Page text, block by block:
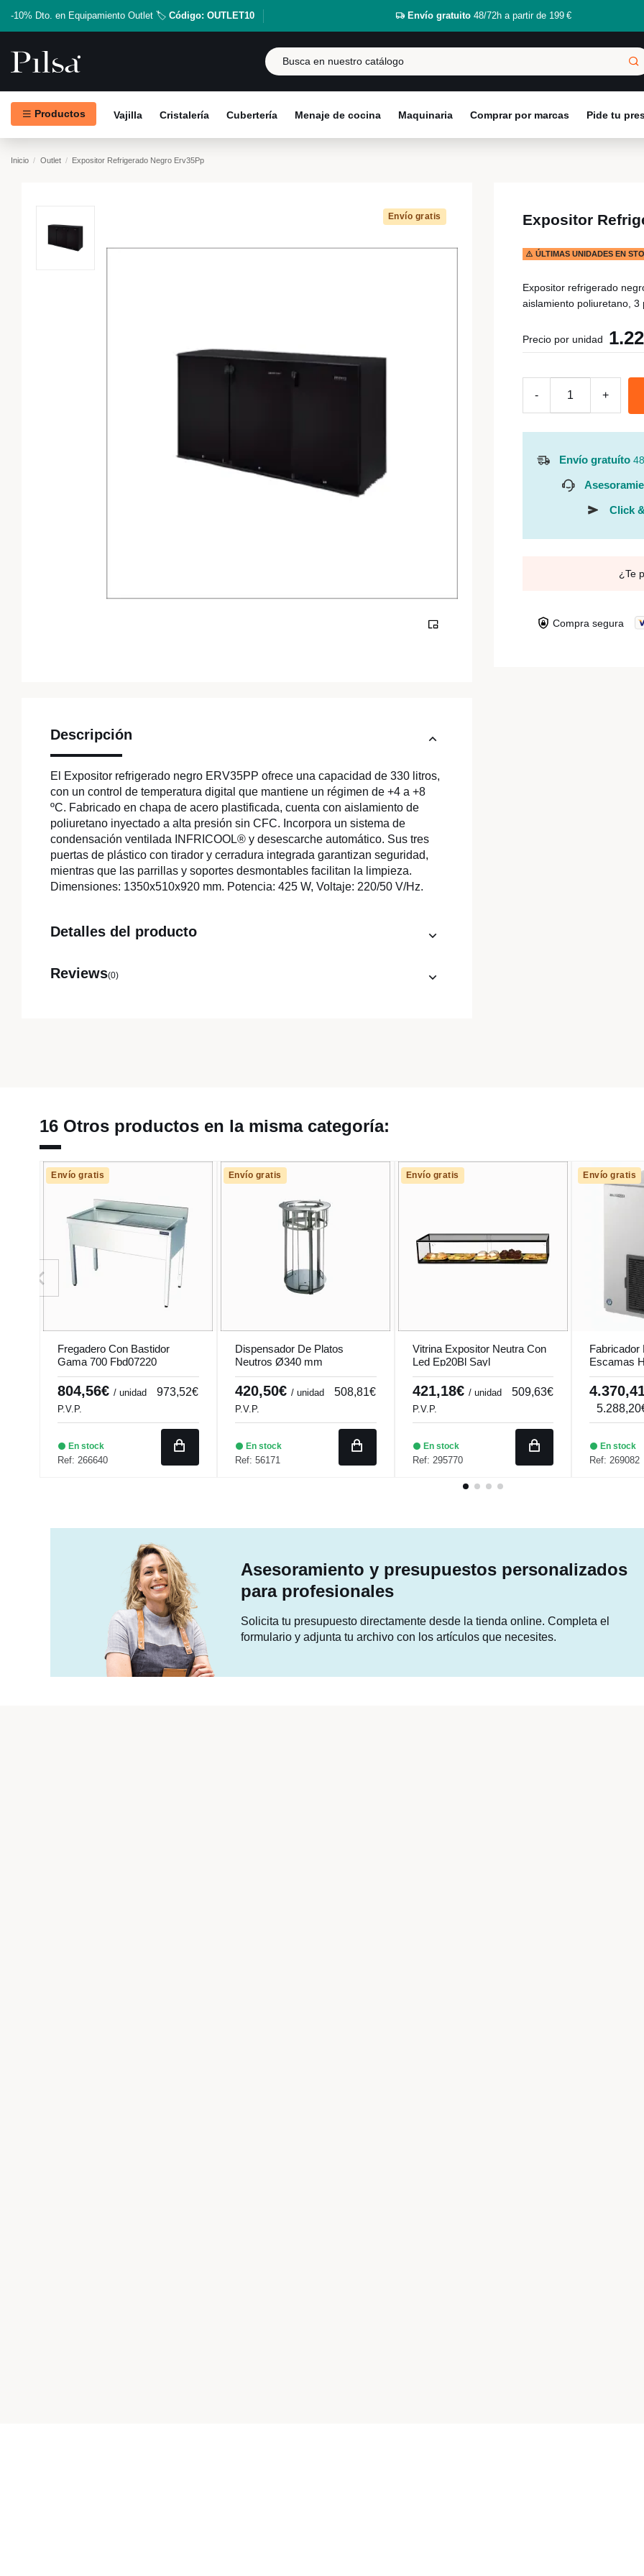
-10% Dto. en Equipamiento Outlet 🏷️ Código: OUTLET10 Envío gratuito48/72h a partir de 199 €
Productos Vajilla Cristalería Cubertería Menaje de cocina Maquinaria Comprar por marcas Pide tu
Inicio Outlet Expositor Refrigerado Negro Erv35Pp
Envío gratis
Descripción
El Expositor refrigerado negro ERV35PP ofrece una capacidad de 330 litros,
con un control de temperatura digital que mantiene un régimen de +4 a +8
ºC. Fabricado en chapa de acero plastificada, cuenta con aislamiento de
poliuretano inyectado a alta presión sin CFC. Incorpora un sistema de
condensación ventilada INFRICOOL® y desescarche automático. Sus tres
puertas de plástico con tirador y cerradura integrada garantizan seguridad,
mientras que las parrillas y soportes desmontables facilitan la limpieza.
Dimensiones: 1350x510x920 mm. Potencia: 425 W, Voltaje: 220/50 V/Hz.
Detalles del producto
Reviews(0)
Expositor
ÚLTIMAS UNIDADES EN
Expositor refrigerado
aislamiento poliuretano, 3
Precio por unidad
- +
Envío gratuíto
Click
¿Te
Compra segura
16 Otros productos en la misma categoría:
Envío gratis
Fregadero Con Bastidor
Gama 700 Fbd07220
804,56€ / unidad 973,52€
P.V.P.
En stock
Ref: 266640
Envío gratis
Dispensador De Platos
Neutros Ø340 mm
420,50€ / unidad 508,81€
P.V.P.
En stock
Ref: 56171
Envío gratis
Vitrina Expositor Neutra Con
Led Ep20Bl Sayl
421,18€ / unidad 509,63€
P.V.P.
En stock
Ref: 295770
Envío gratis
Fabricador
Escamas
170Ake-N-
En stock
Ref: 269082
Asesoramiento y presupuestos personalizados
para profesionales
Solicita tu presupuesto directamente desde la tienda online. Completa el
formulario y adjunta tu archivo con los artículos que necesites.